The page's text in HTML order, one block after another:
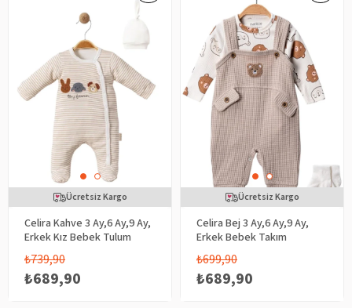
Celira Kahve 3 Ay,6 Ay,9 Ay,
Erkek Kız Bebek Tulum
₺689,90
₺739,90
Ücretsiz Kargo
Celira Bej 3 Ay,6 Ay,9 Ay,
Erkek Bebek Takım
₺689,90
₺699,90
Ücretsiz Kargo